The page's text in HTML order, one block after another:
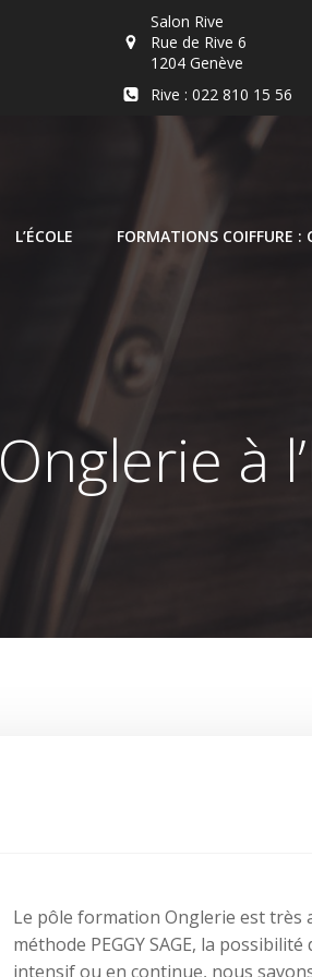
Salon Rive
Rue de Rive 6
1204 Genève
Rive : 022 810 15 56
L’ÉCOLE FORMATIONS COIFFURE :
Onglerie à
Le pôle formation Onglerie est très
méthode PEGGY SAGE, la
intensif ou en continue, nous